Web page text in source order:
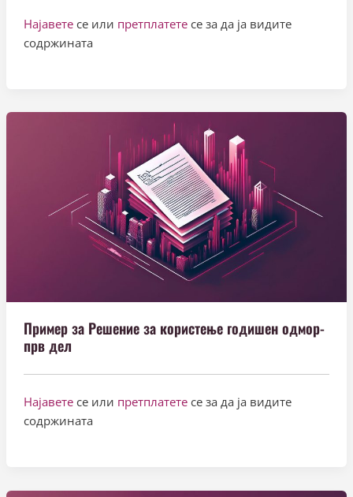
Најавете се или претплатетесе за да ја видите
содржината
Пример за Решение за користење годишен одмор-
прв дел
Најавете се или претплатетесе за да ја видите
содржината